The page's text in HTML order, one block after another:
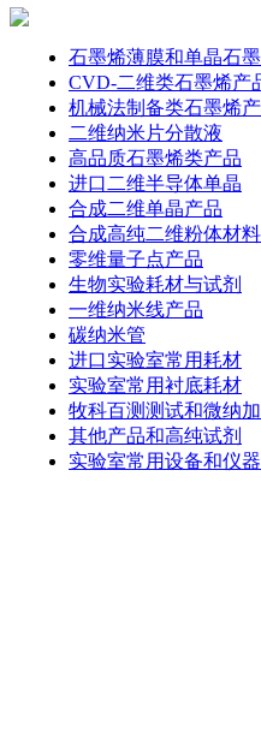
石墨烯薄膜和单晶石
CVD-二维类石墨烯产
机械法制备类石墨烯
二维纳米片分散液
高品质石墨烯类产品
进口二维半导体单晶
合成二维单晶产品
合成高纯二维粉体材料
零维量子点产品
生物实验耗材与试剂
一维纳米线产品
碳纳米管
进口实验室常用耗材
实验室常用衬底耗材
牧科百测测试和微纳
其他产品和高纯试剂
实验室常用设备和仪器